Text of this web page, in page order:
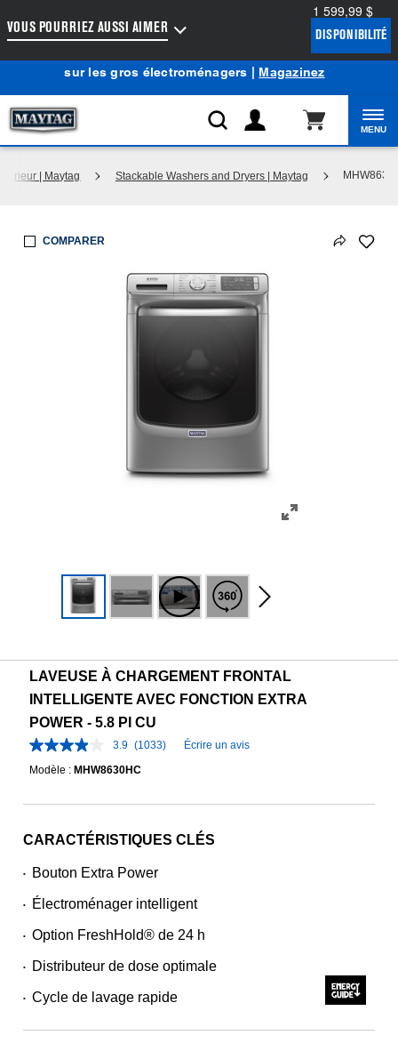
: Profitez de prix de liquidation
sur les gros électroménagers | Magazinez
MENU
| Maytag Stackable Washers and Dryers | Maytag
LAVEUSE À CHARGEMENT FRONTAL
INTELLIGENTE AVEC FONCTION EXTRA
POWER - 5.8 PI CU
3.9 (1033)
Écrire un avis
Modèle : MHW8630HC
VOUS POURRIEZ AUSSI AIMER
1 599,99 $
DISPONIBILITÉ
COMPARER
CARACTÉRISTIQUES CLÉS
• Bouton Extra Power
• Électroménager intelligent
• Option FreshHold® de 24 h
• Distributeur de dose optimale
• Cycle de lavage rapide